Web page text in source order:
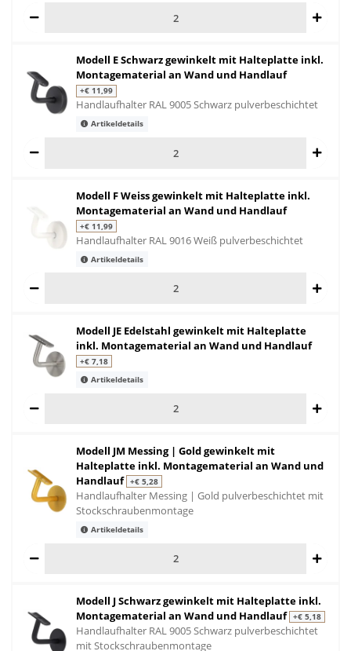
Modell E Schwarz gewinkelt mit Halteplatte inkl.
Montagematerial an Wand und Handlauf
+€ 11,99
Handlaufhalter RAL 9005 Schwarz pulverbeschichtet
Artikeldetails
Modell F Weiss gewinkelt mit Halteplatte inkl.
Montagematerial an Wand und Handlauf
+€ 11,99
Handlaufhalter RAL 9016 Weiß pulverbeschichtet
Artikeldetails
Modell JE Edelstahl gewinkelt mit Halteplatte
inkl. Montagematerial an Wand und Handlauf
+€ 7,18
Artikeldetails
Modell JM Messing | Gold gewinkelt mit
Halteplatte inkl. Montagematerial an Wand und
Handlauf +€ 5,28
Handlaufhalter Messing | Gold pulverbeschichtet mit
Stockschraubenmontage
Artikeldetails
Modell J Schwarz gewinkelt mit Halteplatte inkl.
Montagematerial an Wand und Handlauf +€ 5,18
Handlaufhalter RAL 9005 Schwarz pulverbeschichtet
mit Stockschraubenmontage